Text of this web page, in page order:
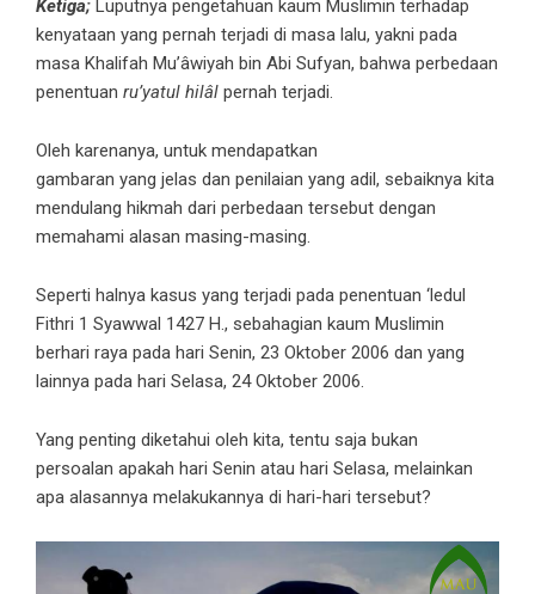
Ketiga; Luputnya pengetahuan kaum Muslimin terhadap
kenyataan yang pernah terjadi di masa lalu, yakni pada
masa Khalifah Mu’âwiyah bin Abi Sufyan, bahwa perbedaan
penentuan ru’yatul hilâl pernah terjadi.
Oleh karenanya, untuk mendapatkan
gambaran yang jelas dan penilaian yang adil, sebaiknya kita
mendulang hikmah dari perbedaan tersebut dengan
memahami alasan masing-masing.
Seperti halnya kasus yang terjadi pada penentuan ‘ledul
Fithri 1 Syawwal 1427 H., sebahagian kaum Muslimin
berhari raya pada hari Senin, 23 Oktober 2006 dan yang
lainnya pada hari Selasa, 24 Oktober 2006.
Yang penting diketahui oleh kita, tentu saja bukan
persoalan apakah hari Senin atau hari Selasa, melainkan
apa alasannya melakukannya di hari-hari tersebut?